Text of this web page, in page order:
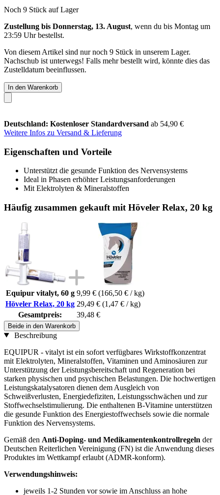
Noch 9 Stück auf Lager
Zustellung bis Donnerstag, 13. August, wenn du bis Montag um
23:59 Uhrbestellst.
Von diesem Artikel sind nur noch 9 Stück in unserem Lager.
Nachschub ist unterwegs! Falls mehr bestellt wird, könnte dies das
Zustelldatum beeinflussen.
In den Warenkorb
Deutschland: Kostenloser Standardversand ab 54,90 €
Weitere Infos zu Versand & Lieferung
Eigenschaften und Vorteile
Unterstützt die gesunde Funktion des Nervensystems
Ideal in Phasen erhöhter Leistungsanforderungen
Mit Elektrolyten & Mineralstoffen
Häufig zusammen gekauft mit Höveler Relax, 20 kg
Equipur vitalyt, 60 g 9,99 € (166,50 € / kg)
Höveler Relax, 20 kg 29,49 € (1,47 € / kg)
Gesamtpreis:
39,48 €
Beide in den Warenkorb
Beschreibung
EQUIPUR - vitalyt ist ein sofort verfügbares Wirkstoffkonzentrat
mit Elektrolyten, Mineralstoffen, Vitaminen und Aminosäuren zur
Unterstützung der Leistungsbereitschaft und Regeneration bei
starken physischen und psychischen Belastungen. Die hochwertigen
Leistungskatalysatoren dienen dem Ausgleich von
Schweißverlusten, Energiedefiziten, Leistungsschwächen und zur
Stoffwechselstimulierung. Die enthaltenen B-Vitamine unterstützen
die gesunde Funktion des Energiestoffwechsels sowie die normale
Funktion des Nervensystems.
Gemäß den Anti-Doping- und Medikamentenkontrollregeln der
Deutschen Reiterlichen Vereinigung (FN) ist die Anwendung dieses
Produktes im Wettkampf erlaubt (ADMR-konform).
Verwendungshinweis:
jeweils 1-2 Stunden vor sowie im Anschluss an hohe